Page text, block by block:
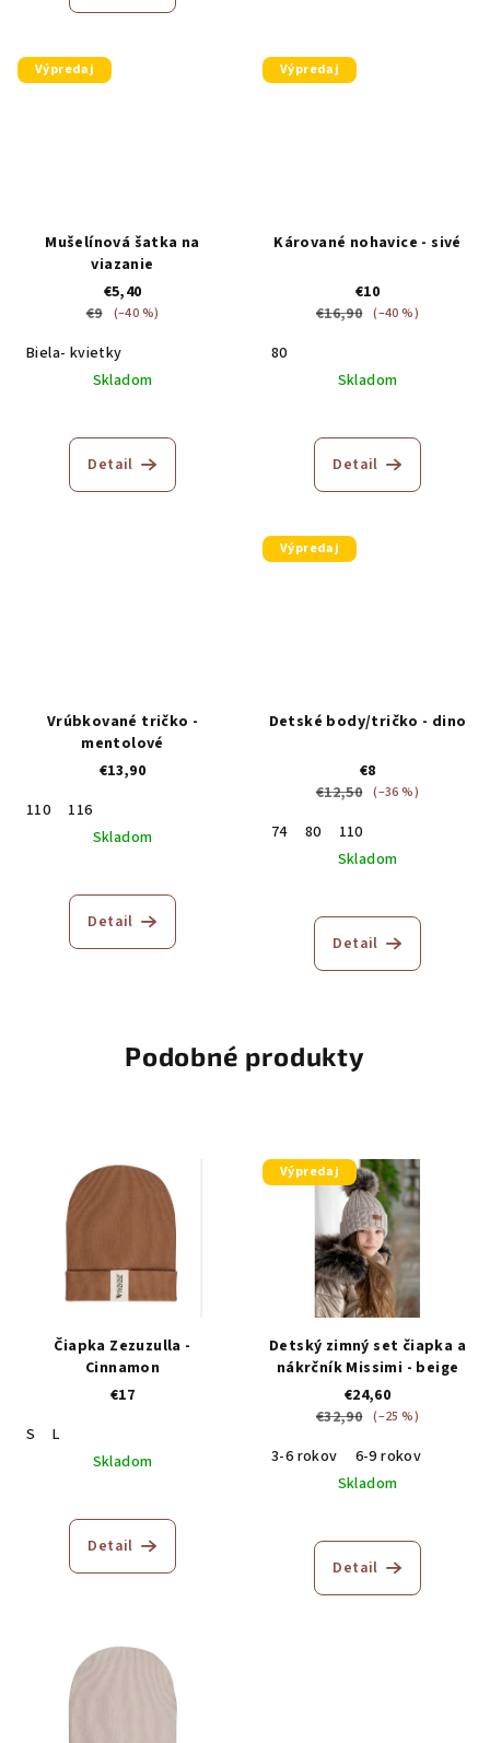
Výpredaj
Mušelínová šatka na
viazanie
€5,40
€9
(–40 %)
Biela- kvietky
Skladom
Detail
Výpredaj
Kárované nohavice - sivé
€10
€16,90 (–40 %)
80
Skladom
Detail
Vrúbkované tričko -
mentolové
€13,90
110
116
Skladom
Detail
Výpredaj
Detské body/tričko - dino
€8
€12,50 (–36 %)
74 80
110
Skladom
Detail
Podobné produkty
Čiapka Zezuzulla -
Cinnamon
€17
S
L
Skladom
Detail
Výpredaj
Detský zimný set čiapka a
nákrčník Missimi - beige
€24,60
€32,90 (–25 %)
3-6 rokov
6-9 rokov
Skladom
Detail